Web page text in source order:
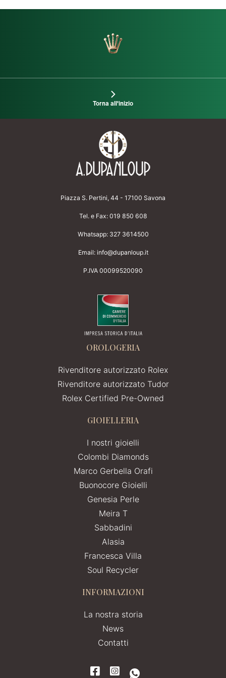
Torna all'inizio
Piazza S. Pertini, 44 - 17100 Savona
Tel. e Fax: 019 850 608
Whatsapp: 327 3614500
Email: info@dupanloup.it
P.IVA 00099520090
OROLOGERIA
Rivenditore autorizzato Rolex
Rivenditore autorizzato Tudor
Rolex Certified Pre-Owned
GIOIELLERIA
I nostri gioielli
Colombi Diamonds
Marco Gerbella Orafi
Buonocore Gioielli
Genesia Perle
Meira T
Sabbadini
Alasia
Francesca Villa
Soul Recycler
INFORMAZIONI
La nostra storia
News
Contatti